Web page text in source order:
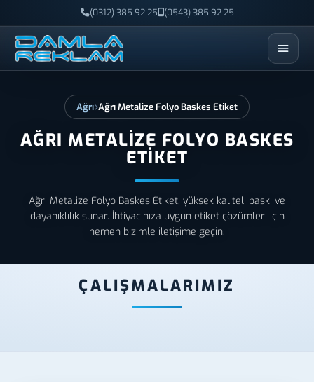
(0312) 385 92 25 (0543) 385 92 25
ESC
Ağrı Ağrı Metalize Folyo Baskes Etiket
AĞRI METALIZE FOLYO BASKES
ETIKET
Ağrı Metalize Folyo Baskes Etiket, yüksek kaliteli baskı ve
dayanıklılık sunar. İhtiyacınıza uygun etiket çözümleri için
hemen bizimle iletişime geçin.
ÇALIŞMALARIMIZ